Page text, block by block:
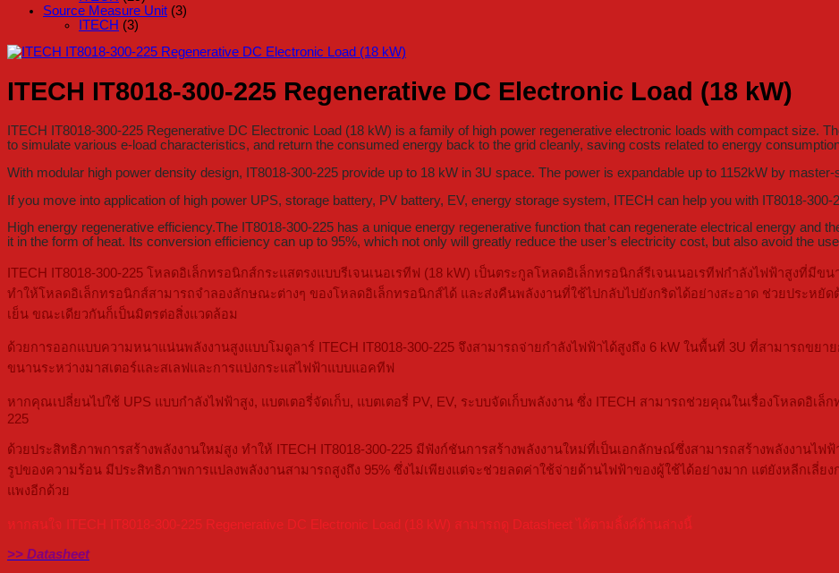
Source Measure Unit (3)
ITECH (3)
ITECH IT8018-300-225 Regenerative DC Electronic Load (18 kW)
ITECH IT8018-300-225 Regenerative DC Electronic Load (18 kW) is a family of high power regenerative electronic loads with compact size.
to simulate various e-load characteristics, and return the consumed energy back to the grid cleanly, saving costs related to energy
With modular high power density design, IT8018-300-225 provide up to 18 kW in 3U space. The power is expandable up to 1152kW by
If you move into application of high power UPS, storage battery, PV battery, EV, energy storage system, ITECH can help you with IT8018-
High energy regenerative efficiency.The IT8018-300-225 has a unique energy regenerative function that can regenerate electrical energy and
it in the form of heat. Its conversion efficiency can up to 95%, which not only will greatly reduce the user’s electricity cost, but also avoid the
ITECH IT8018-300-225 โหลดอิเล็กทรอนิกส์กระแสตรงแบบรีเจนเนอเรทีฟ (18 kW) เป็นตระกูลโหลดอิเล็กทรอนิกส์รีเจนเนอเรทีฟกำลังไฟฟ้าสูงที่มี
ทำให้โหลดอิเล็กทรอนิกส์สามารถจำลองลักษณะต่างๆ ของโหลดอิเล็กทรอนิกส์ได้ และส่งคืนพลังงานที่ใช้ไปกลับไปยังกริดได้อย่างสะอาด ช่วยประหยั
เย็น ขณะเดียวกันก็เป็นมิตรต่อสิ่งแวดล้อม
ด้วยการออกแบบความหนาแน่นพลังงานสูงแบบโมดูลาร์ ITECH IT8018-300-225 จึงสามารถจ่ายกำลังไฟฟ้าได้สูงถึง 6 kW ในพื้นที่ 3U ที่สามารถขยา
ขนานระหว่างมาสเตอร์และสเลฟและการแบ่งกระแสไฟฟ้าแบบแอคทีฟ
หากคุณเปลี่ยนไปใช้ UPS แบบกำลังไฟฟ้าสูง, แบตเตอรี่จัดเก็บ, แบตเตอรี่ PV, EV, ระบบจัดเก็บพลังงาน ซึ่ง ITECH สามารถช่วยคุณในเรื่องโหลดอิเล็
225
ด้วยประสิทธิภาพการสร้างพลังงานใหม่สูง ทำให้ ITECH IT8018-300-225 มีฟังก์ชันการสร้างพลังงานใหม่ที่เป็นเอกลักษณ์ซึ่งสามารถสร้างพลังงานไฟ
รูปของความร้อน มีประสิทธิภาพการแปลงพลังงานสามารถสูงถึง 95% ซึ่งไม่เพียงแต่จะช่วยลดค่าใช้จ่ายด้านไฟฟ้าของผู้ใช้ได้อย่างมาก แต่ยังหลีกเลี่ย
แพงอีกด้วย
หากสนใจ ITECH IT8018-300-225 Regenerative DC Electronic Load (18 kW) สามารถดู Datasheet ได้ตามลิ้งค์ด้านล่างนี้
>> Datasheet